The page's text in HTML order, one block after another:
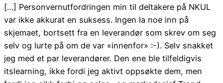
[…] Personvernutfordringen min til deltakere på NKUL
var ikke akkurat en suksess. Ingen la noe inn på
skjemaet, bortsett fra en leverandør som skrev om seg
selv og lurte på om de var «innenfor» :-). Selv snakket
jeg med et par leverandører. Den ene ble tilfeldigvis
itslearning, ikke fordi jeg aktivt oppsøkte dem, men